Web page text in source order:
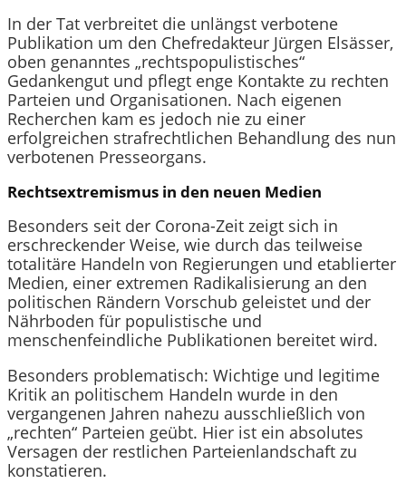
In der Tat verbreitet die unlängst verbotene
Publikation um den Chefredakteur Jürgen Elsässer,
oben genanntes „rechtspopulistisches“
Gedankengut und pflegt enge Kontakte zu rechten
Parteien und Organisationen. Nach eigenen
Recherchen kam es jedoch nie zu einer
erfolgreichen strafrechtlichen Behandlung des nun
verbotenen Presseorgans.
Rechtsextremismus in den neuen Medien
Besonders seit der Corona-Zeit zeigt sich in
erschreckender Weise, wie durch das teilweise
totalitäre Handeln von Regierungen und etablierter
Medien, einer extremen Radikalisierung an den
politischen Rändern Vorschub geleistet und der
Nährboden für populistische und
menschenfeindliche Publikationen bereitet wird.
Besonders problematisch: Wichtige und legitime
Kritik an politischem Handeln wurde in den
vergangenen Jahren nahezu ausschließlich von
„rechten“ Parteien geübt. Hier ist ein absolutes
Versagen der restlichen Parteienlandschaft zu
konstatieren.